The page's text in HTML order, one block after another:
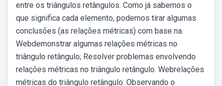
entre os triângulos retângulos. Como já sabemos o
que significa cada elemento, podemos tirar algumas
conclusões (as relações métricas) com base na.
Webdemonstrar algumas relações métricas no
triângulo retângulo; Resolver problemas envolvendo
relações métricas no triângulo retângulo. Webrelações
métricas do triângulo retângulo: Observando o